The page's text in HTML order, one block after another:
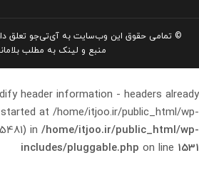
© تمامی حقوق این وب‌سایت به آی‌تی‌جو تعلق
منبع و لینک به مطلب
header information - headers already
at /home/itjoo.ir/public_html/wp-
in /home/itjoo.ir/public_html/wp-
includes/pluggable.php on line 1531